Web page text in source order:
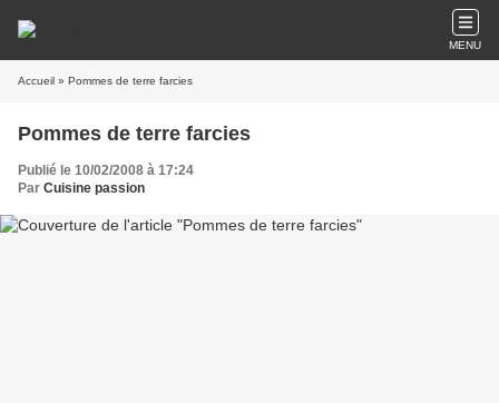
MENU
Accueil » Pommes de terre farcies
Pommes de terre farcies
Publié le 10/02/2008 à 17:24
Par Cuisine passion